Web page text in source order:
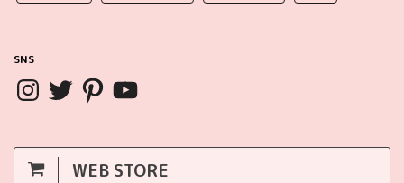
SNS
WEB STORE